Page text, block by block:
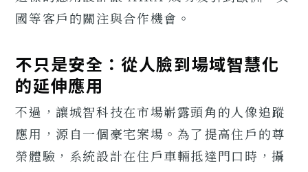
國等客戶的關注與合作機會。
不只是安全：從人臉到場域智慧化
的延伸應用
不過，讓城智科技在市場嶄露頭角的人像追蹤
應用，源自一個豪宅案場。為了提高住戶的尊
榮體驗，系統設計在住戶車輛抵達門口時，攝